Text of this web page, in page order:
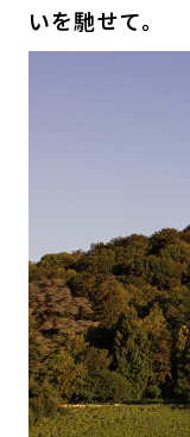
いを馳せて。